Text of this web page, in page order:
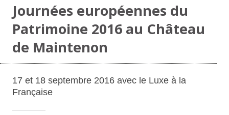
Journées européennes du
Patrimoine 2016 au Château
de Maintenon
17 et 18 septembre 2016 avec le Luxe à la
Française